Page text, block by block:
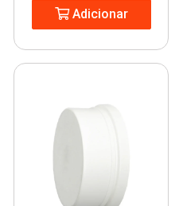
Adicionar